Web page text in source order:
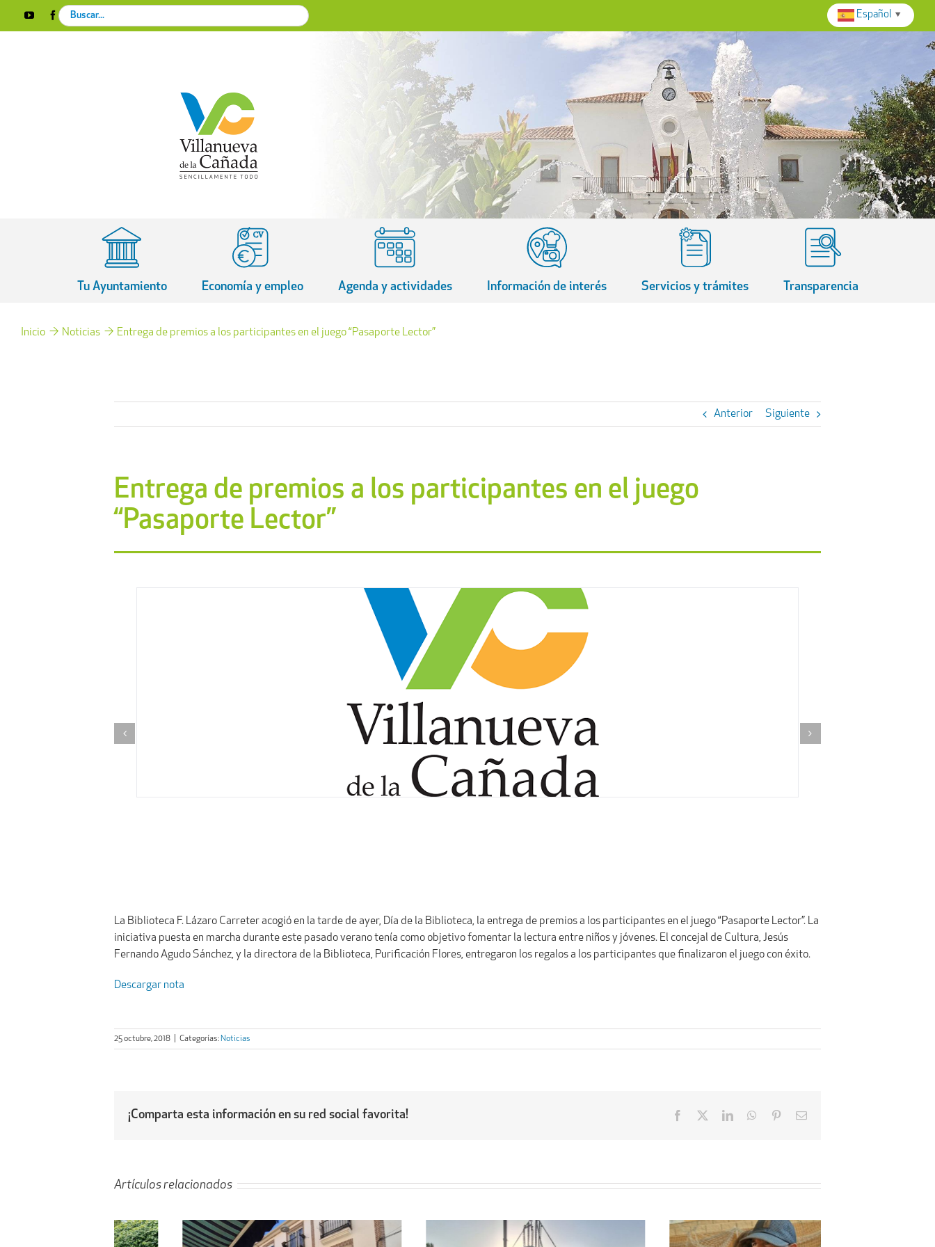
YouTubeFacebookInstagram
X
Search
for:
Tu Ayuntamiento Economía y empleo Agenda y actividades Información de interés Servicios y trámites Transparencia
Inicio Noticias Entrega de premios a los participantes en el juego “Pasaporte Lector”
Anterior Siguiente
Entrega de premios a los participantes en el juego
“Pasaporte Lector”
La Biblioteca F. Lázaro Carreter acogió en la tarde de ayer, Día de la Biblioteca, la entrega de premios a los participantes en el juego “Pasaporte Lector”. La
iniciativa puesta en marcha durante este pasado verano tenía como objetivo fomentar la lectura entre niños y jóvenes. El concejal de Cultura, Jesús
Fernando Agudo Sánchez, y la directora de la Biblioteca, Purificación Flores, entregaron los regalos a los participantes que finalizaron el juego con éxito.
Descargar nota
25 octubre, 2018 Categorías: Noticias
¡Comparta esta información en su red social favorita! Facebook LinkedInWhatsApp
PinterestEmail
Artículos relacionados
Español ▼